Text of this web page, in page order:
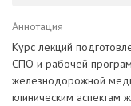
Аннотация
Курс лекций
СПО и рабочей
железнодорожной
клиническим